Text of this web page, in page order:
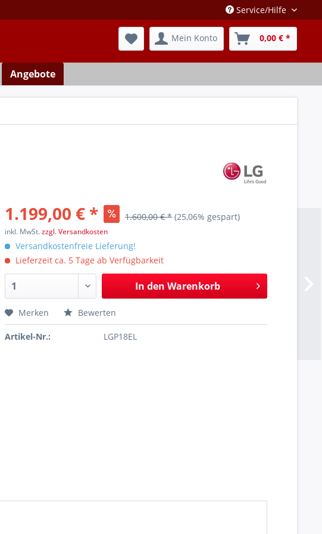
Service/Hilfe
Mein Konto 0,00 € *
Angebote
1.199,00 € * 1.600,00 € * (25,06% gespart)
inkl. MwSt.zzgl. Versandkosten
Versandkostenfreie Lieferung!
Lieferzeit ca. 5 Tage ab Verfügbarkeit
In den Warenkorb
Merken Bewerten
Artikel-Nr.: LGP18EL